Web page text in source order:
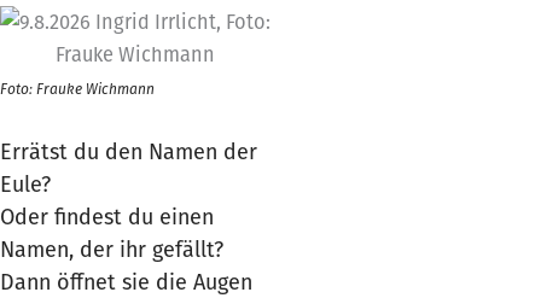
Foto: Frauke Wichmann
Errätst du den Namen der
Eule?
Oder findest du einen
Namen, der ihr gefällt?
Dann öffnet sie die Augen